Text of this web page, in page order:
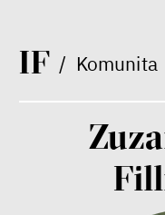
IF/ Komunita